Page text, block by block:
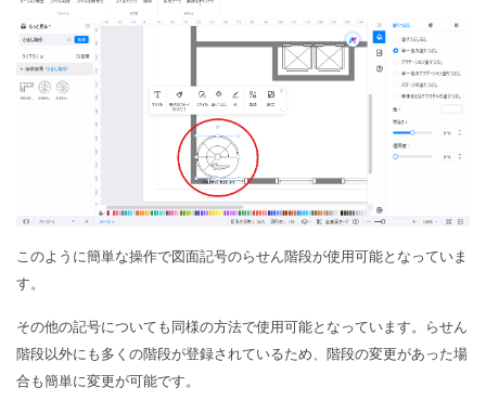
このように簡単な操作で図面記号のらせん階段が使用可能となっていま
す。
その他の記号についても同様の方法で使用可能となっています。らせん
階段以外にも多くの階段が登録されているため、階段の変更があった場
合も簡単に変更が可能です。